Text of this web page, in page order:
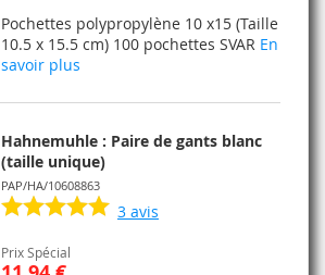
MA
LISTE
COMPARATEUR
Pochettes polypropylène 10 x15 (Taille
10.5 x 15.5 cm) 100 pochettes SVAR En
savoir plus
Hahnemuhle : Paire de gants blanc
(taille unique)
PAP/HA/10608863
3 avis
Prix Spécial